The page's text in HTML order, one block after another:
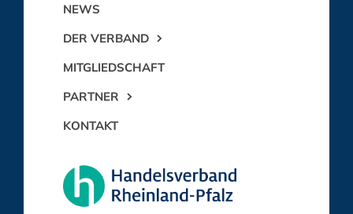
NEWS
DER VERBAND
MITGLIEDSCHAFT
PARTNER
KONTAKT